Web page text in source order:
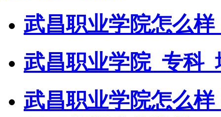
武昌职业学院怎么
武昌职业学院_专科
武昌职业学院怎么